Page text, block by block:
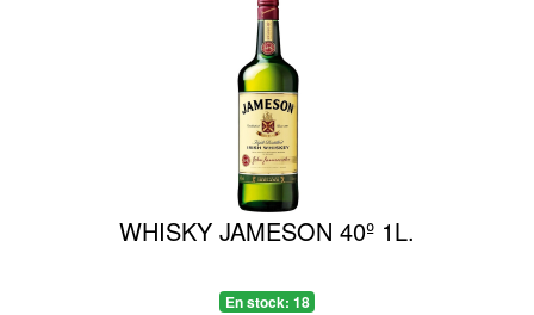
WHISKY JAMESON 40º 1L.
En stock: 18